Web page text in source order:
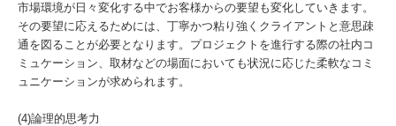
市場環境が日々変化する中でお客様からの要望も変化していきます。
その要望に応えるためには、丁寧かつ粘り強くクライアントと意思疎
通を図ることが必要となります。プロジェクトを進行する際の社内コ
ミュケーション、取材などの場面においても状況に応じた柔軟なコミ
ュニケーションが求められます。
(4)論理的思考力